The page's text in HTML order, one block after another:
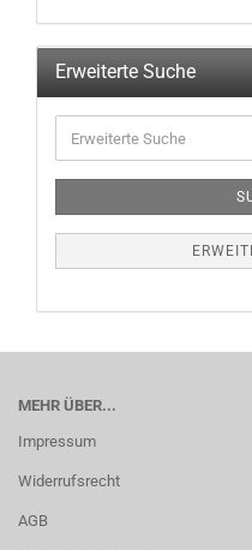
Erweiterte Suche
MEHR ÜBER...
Impressum
Widerrufsrecht
AGB